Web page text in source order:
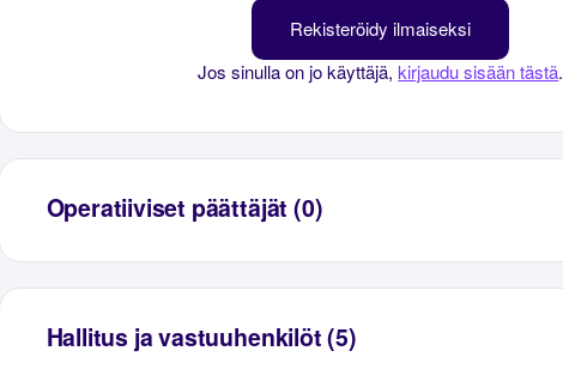
Rekisteröidy ilmaiseksi
Jos sinulla on jo käyttäjä,kirjaudu sisään tästä.
Operatiiviset päättäjät (0)
Hallitus ja vastuuhenkilöt (5)